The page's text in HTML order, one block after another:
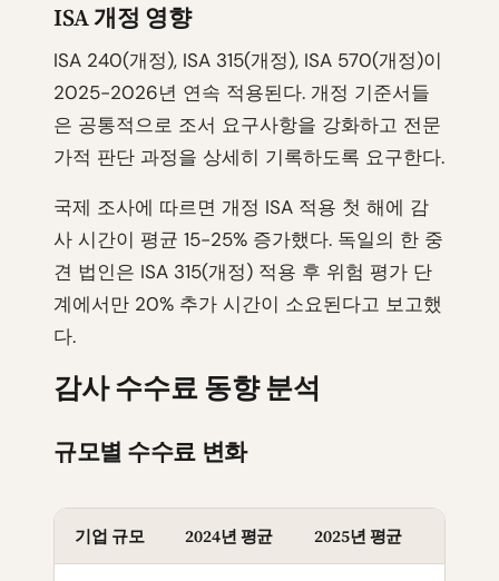
ISA 개정 영향
ISA 240(개정), ISA 315(개정), ISA 570(개정)이
2025-2026년 연속 적용된다. 개정 기준서들
은 공통적으로 조서 요구사항을 강화하고 전문
가적 판단 과정을 상세히 기록하도록 요구한다.
국제 조사에 따르면 개정 ISA 적용 첫 해에 감
사 시간이 평균 15-25% 증가했다. 독일의 한 중
견 법인은 ISA 315(개정) 적용 후 위험 평가 단
계에서만 20% 추가 시간이 소요된다고 보고했
다.
감사 수수료 동향 분석
규모별 수수료 변화
기업 규모 2024년 평균 2025년 평균